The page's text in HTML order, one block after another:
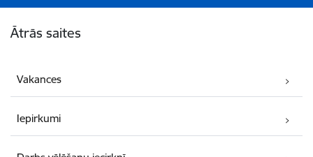
Ātrās saites
Vakances
Iepirkumi